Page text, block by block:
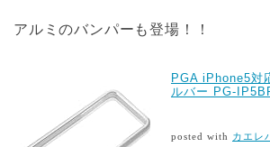
アルミのバンパーも登場！！
PGA iPhone5対
ルバー PG-
posted with カエレ